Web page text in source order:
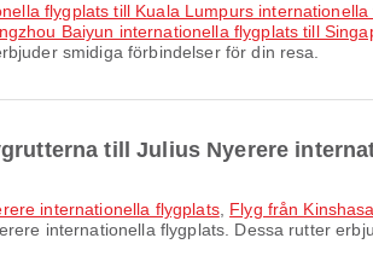
flygplats till Kuala Lumpurs
Baiyun internationella flygplats till
smidiga förbindelser för din resa.
till Julius Nyerere
internationella flygplats, Flyg från
internationella flygplats. Dessa rutter